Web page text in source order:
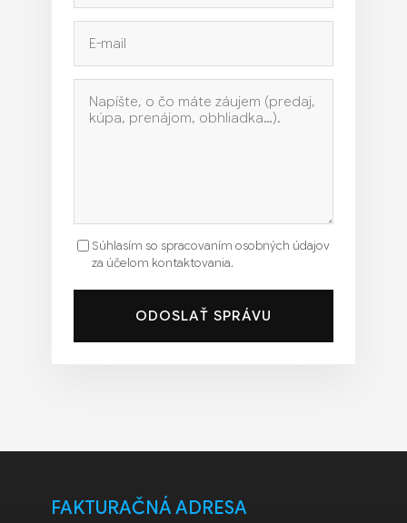
Súhlasím so spracovaním osobných údajov
za účelom kontaktovania.
ODOSLAŤ SPRÁVU
FAKTURAČNÁ ADRESA